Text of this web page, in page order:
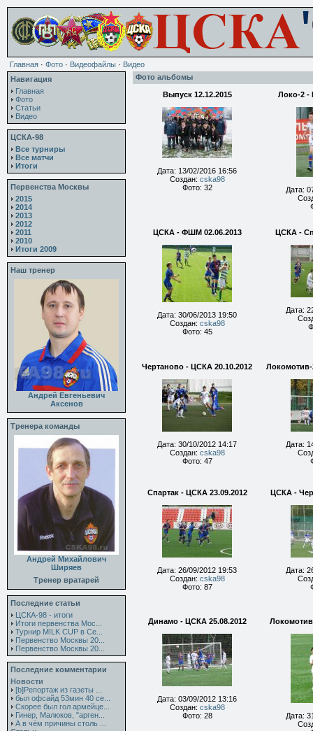
Главная · Фото · Видеофайлы · Видео
Навигация
Главная
Фото
Статьи
Видео
ЦСКА-98
Все турниры
Все матчи
Итоги
Первенства Москвы
2015
2014
2013
2012
2011
2010
Итоги 2009
Наш тренер
Андрей Евгеньевич
Аксенов
Тренера команды
Андрей Михайлович
Ширяев
Тренер вратарей
Последние статьи
ЦСКА-98 - итоги
Итоги первенства Мос...
Турнир MILK CUP в Се...
Первенство Москвы 20...
Первенство Москвы 20...
Последние комментарии
Новости
[b]Репортаж из газеты ...
был офсайд 53мин 40 се...
Скорее был гол армейце...
Гинер, Малюков, "арген...
А в чём причины столь ...
Фото альбомы
Выпуск 12.12.2015
Дата: 13/02/2016 16:56
Создан: cska98
Фото: 32
Локо-2 -
Дата:
ЦСКА - ФШМ 02.06.2013
Дата: 30/06/2013 19:50
Создан: cska98
Фото: 45
ЦСКА -
Дата:
Чертаново - ЦСКА 20.10.2012
Дата: 30/10/2012 14:17
Создан: cska98
Фото: 47
Локомотив-
Дата:
Спартак - ЦСКА 23.09.2012
Дата: 26/09/2012 19:53
Создан: cska98
Фото: 87
ЦСКА -
Дата:
Динамо - ЦСКА 25.08.2012
Дата: 03/09/2012 13:16
Создан: cska98
Фото: 28
Дата: